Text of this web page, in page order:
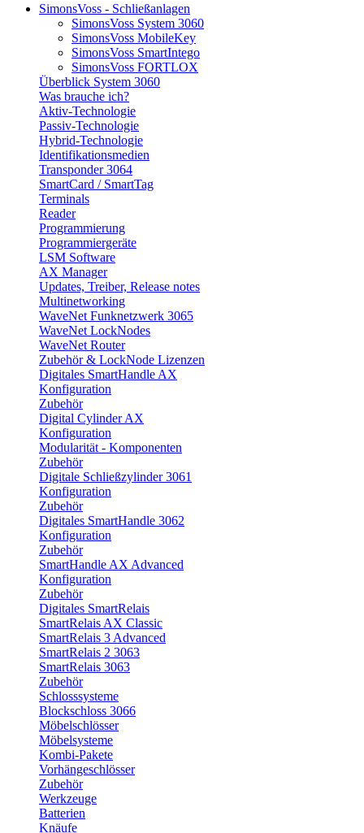
SimonsVoss - Schließanlagen
SimonsVoss System 3060
SimonsVoss MobileKey
SimonsVoss SmartIntego
SimonsVoss FORTLOX
Überblick System 3060
Was brauche ich?
Aktiv-Technologie
Passiv-Technologie
Hybrid-Technologie
Identifikationsmedien
Transponder 3064
SmartCard / SmartTag
Terminals
Reader
Programmierung
Programmiergeräte
LSM Software
AX Manager
Updates, Treiber, Release notes
Multinetworking
WaveNet Funknetzwerk 3065
WaveNet LockNodes
WaveNet Router
Zubehör & LockNode Lizenzen
Digitales SmartHandle AX
Konfiguration
Zubehör
Digital Cylinder AX
Konfiguration
Modularität - Komponenten
Zubehör
Digitale Schließzylinder 3061
Konfiguration
Zubehör
Digitales SmartHandle 3062
Konfiguration
Zubehör
SmartHandle AX Advanced
Konfiguration
Zubehör
Digitales SmartRelais
SmartRelais AX Classic
SmartRelais 3 Advanced
SmartRelais 2 3063
SmartRelais 3063
Zubehör
Schlosssysteme
Blockschloss 3066
Möbelschlösser
Möbelsysteme
Kombi-Pakete
Vorhängeschlösser
Zubehör
Werkzeuge
Batterien
Knäufe